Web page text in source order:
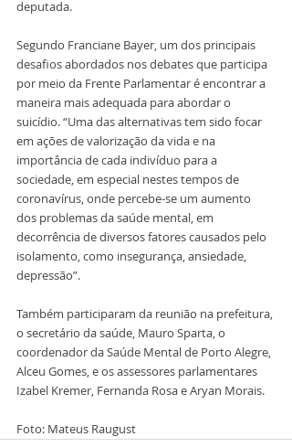
deputada.
Segundo Franciane Bayer, um dos principais
desafios abordados nos debates que participa
por meio da Frente Parlamentar é encontrar a
maneira mais adequada para abordar o
suicídio. “Uma das alternativas tem sido focar
em ações de valorização da vida e na
importância de cada indivíduo para a
sociedade, em especial nestes tempos de
coronavírus, onde percebe-se um aumento
dos problemas da saúde mental, em
decorrência de diversos fatores causados pelo
isolamento, como insegurança, ansiedade,
depressão”.
Também participaram da reunião na prefeitura,
o secretário da saúde, Mauro Sparta, o
coordenador da Saúde Mental de Porto Alegre,
Alceu Gomes, e os assessores parlamentares
Izabel Kremer, Fernanda Rosa e Aryan Morais.
Foto: Mateus Raugust